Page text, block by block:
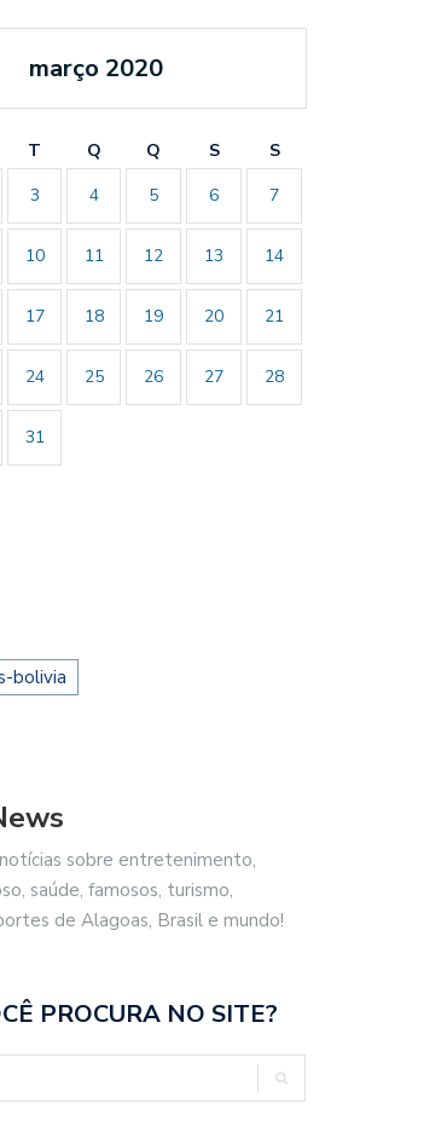
março 2020
T Q Q S
S
3 4 5 6 7
10 11 12 13 14
17 18 19 20 21
24 25 26 27 28
31
bolivia
sobre entretenimento,
saúde, famosos, turismo,
de Alagoas, Brasil e mundo!
PROCURA NO SITE?